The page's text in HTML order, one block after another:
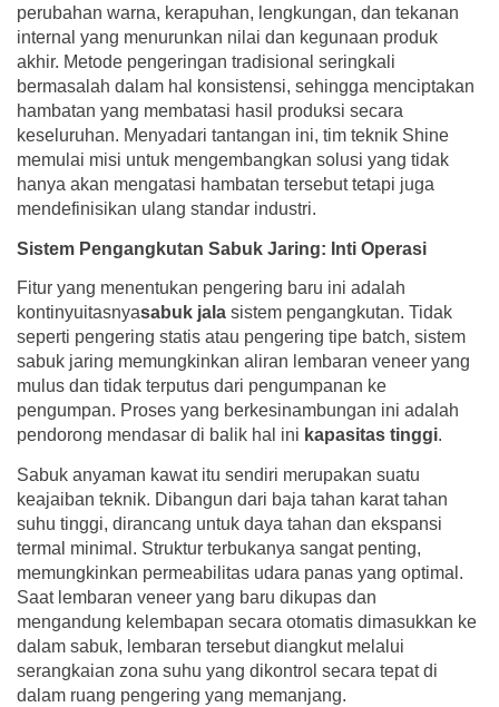
perubahan warna, kerapuhan, lengkungan, dan tekanan
internal yang menurunkan nilai dan kegunaan produk
akhir. Metode pengeringan tradisional seringkali
bermasalah dalam hal konsistensi, sehingga menciptakan
hambatan yang membatasi hasil produksi secara
keseluruhan. Menyadari tantangan ini, tim teknik Shine
memulai misi untuk mengembangkan solusi yang tidak
hanya akan mengatasi hambatan tersebut tetapi juga
mendefinisikan ulang standar industri.
Sistem Pengangkutan Sabuk Jaring: Inti Operasi
Fitur yang menentukan pengering baru ini adalah
kontinyuitasnyasabuk jala sistem pengangkutan. Tidak
seperti pengering statis atau pengering tipe batch, sistem
sabuk jaring memungkinkan aliran lembaran veneer yang
mulus dan tidak terputus dari pengumpanan ke
pengumpan. Proses yang berkesinambungan ini adalah
pendorong mendasar di balik hal ini kapasitas tinggi.
Sabuk anyaman kawat itu sendiri merupakan suatu
keajaiban teknik. Dibangun dari baja tahan karat tahan
suhu tinggi, dirancang untuk daya tahan dan ekspansi
termal minimal. Struktur terbukanya sangat penting,
memungkinkan permeabilitas udara panas yang optimal.
Saat lembaran veneer yang baru dikupas dan
mengandung kelembapan secara otomatis dimasukkan ke
dalam sabuk, lembaran tersebut diangkut melalui
serangkaian zona suhu yang dikontrol secara tepat di
dalam ruang pengering yang memanjang.